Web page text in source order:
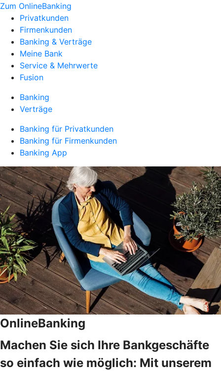
Zum OnlineBanking
Privatkunden
Firmenkunden
Banking & Verträge
Meine Bank
Service & Mehrwerte
Fusion
Banking
Verträge
Banking für Privatkunden
Banking für Firmenkunden
Banking App
OnlineBanking
Machen Sie sich Ihre Bankgeschäfte
so einfach wie möglich: Mit unserem